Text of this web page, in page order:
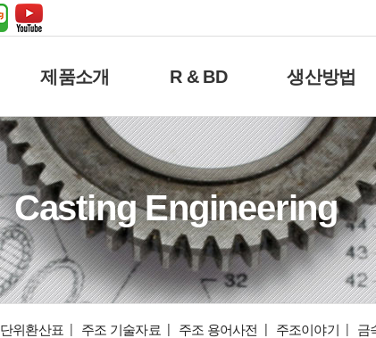
제품소개 R & BD 생산방법
Casting Engineering
단위환산표 주조 기술자료 주조 용어사전 주조이야기 금